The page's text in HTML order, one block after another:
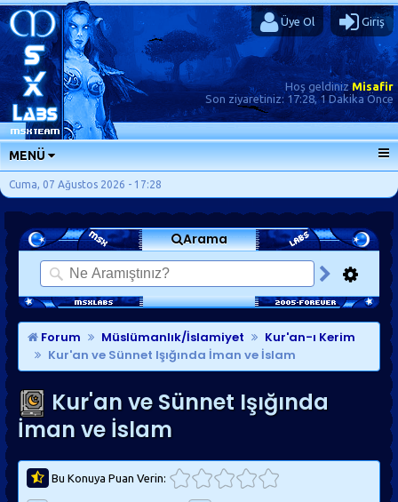
Üye Ol Giriş
Hoş geldinizMisafir
Son ziyaretiniz: 17:28, 1 Dakika Önce
MENÜ
ANA SAYFA
FORUMLAR
SORU-CEVAP
GÜNLÜKLER
SON MESAJLAR
KISAYOLLAR
Cuma, 07 Ağustos 2026 - 17:28
Arama
Forum Müslümanlık/İslamiyet
Kur'an-ı Kerim
Kur'an ve Sünnet Işığında İman ve İslam
Kur'an ve Sünnet Işığında
İman ve İslam
Bu Konuya Puan Verin: